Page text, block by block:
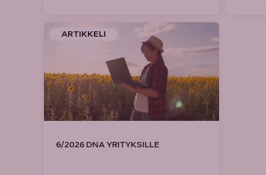
ARTIKKELI
6/2026 DNA YRITYKSILLE